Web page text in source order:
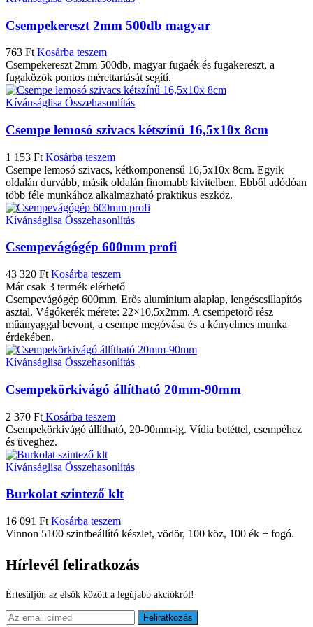
Csempekereszt 2mm 500db magyar
763 Ft Kosárba teszem
Csempekereszt 2mm 500db, magyar fugaék és fugakereszt, a
fugaközök pontos mérettartását segítí.
Kívánságlisa Összehasonlítás
Csempe lemosó szivacs kétszínű 16,5x10x 8cm
1 153 Ft Kosárba teszem
Csempe lemosó szivacs, kétkomponensű 16,5x10x 8cm. Egyik
oldalán durvább, másik oldalán finomabb kivitelben. Ebből adódóan
több féle munkához alkalmazható praktikus eszköz.
Kívánságlisa Összehasonlítás
Csempevágógép 600mm profi
43 320 Ft Kosárba teszem
Már csak 3 termék elérhető
Csempevágógép 600mm. Erős alumínium alaplap, lengéscsillapítós
asztal. Vágókerék mérete: 22×10,5x2mm. A csempetörő rész
műanyaggal bevont, a csempe megóvása és a kényelmes munka
érdekében.
Kívánságlisa Összehasonlítás
Csempekörkivágó állítható 20mm-90mm
2 370 Ft Kosárba teszem
Csempekörkivágó állítható, 20-90mm-ig. Vídia betéttel, csempéhez
és üveghez.
Kívánságlisa Összehasonlítás
Burkolat szintező klt
16 091 Ft Kosárba teszem
Vinnon 5100 szintbeállító készlet, vödör, 100 köz, 100 ék + fogó.
Hírlevél feliratkozás
Értesüljön az elsők között a legújabb akciókról!
Feliratkozás